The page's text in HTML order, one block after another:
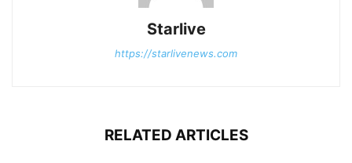
Starlive
https://starlivenews.com
RELATED ARTICLES